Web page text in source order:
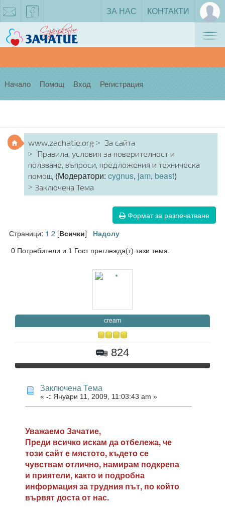
facebook
ЗА НАС КОНТАКТИ
Начало Помощ Вход Регистрация
www.zachatie.org
За сайта
Правила, условия за поверителност и
ползване, въпроси, предложения и техническа
помощ (Модератори: cygnus, jam, beast)
Заключена Тема
Формат за разпечатване
Страници: 1 2[Всички] Надолу
0 Потребители и 1 Гост преглежда(т) тази тема.
cream
824
Заключена Тема
« -: Януари 11, 2009, 11:03:43 am »
Уважаемо Зачатие,
Преди всичко искам да отбележа, че
този сайт е мястото, където се
чувствам отлично, намирам подкрепа
и приятели, както и подробна
информация за трудния път, по който
вървят доста от нас.